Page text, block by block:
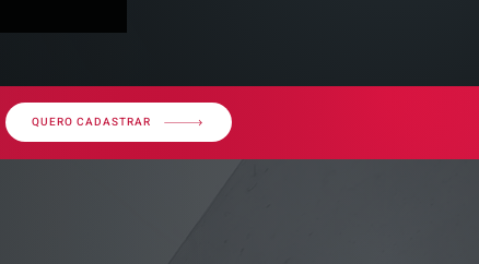
QUERO CADASTRAR